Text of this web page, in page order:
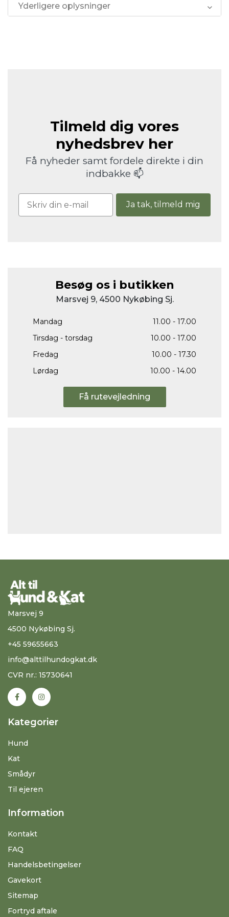
Yderligere oplysninger
Tilmeld dig vores
nyhedsbrev her
Få nyheder samt fordele direkte i din
indbakke 📫
Ja tak, tilmeld mig
Besøg os i butikken
Marsvej 9, 4500 Nykøbing Sj.
Mandag
11.00 - 17.00
Tirsdag - torsdag
10.00 - 17.00
Fredag
10.00 - 17.30
Lørdag
10.00 - 14.00
Få rutevejledning
Marsvej 9
4500 Nykøbing Sj.
+45 59655663
info@alttilhundogkat.dk
CVR nr.: 15730641
Kategorier
Hund
Kat
Smådyr
Til ejeren
Information
Kontakt
FAQ
Handelsbetingelser
Gavekort
Sitemap
Fortryd aftale